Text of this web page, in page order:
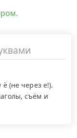
(не через е!).
съём и